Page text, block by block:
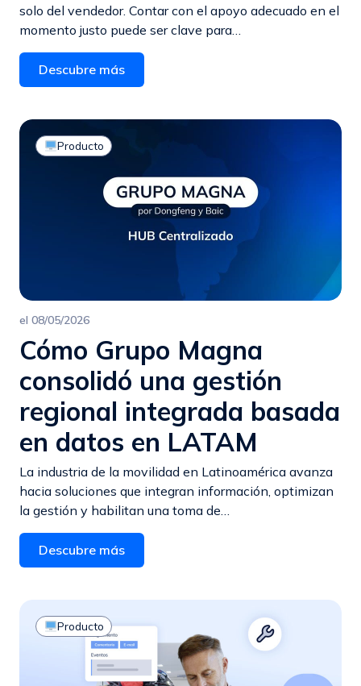
solo del vendedor. Contar con el apoyo adecuado en el
momento justo puede ser clave para…
Descubre más
Producto
el 08/05/2026
Cómo Grupo Magna
consolidó una gestión
regional integrada basada
en datos en LATAM
La industria de la movilidad en Latinoamérica avanza
hacia soluciones que integran información, optimizan
la gestión y habilitan una toma de…
Descubre más
Producto